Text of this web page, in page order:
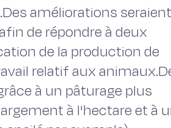
améliorations seraient
de répondre à deux
de la production de
relatif aux
à un pâturage plus
à l'hectare et à